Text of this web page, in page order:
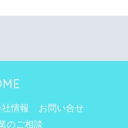
社情報
お問い合せ
のご相談